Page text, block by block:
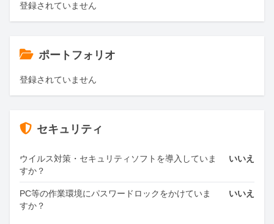
登録されていません
ポートフォリオ
登録されていません
セキュリティ
ウイルス対策・セキュリティソフトを導入していま
すか？
いいえ
PC等の作業環境にパスワードロックをかけていま
すか？
いいえ